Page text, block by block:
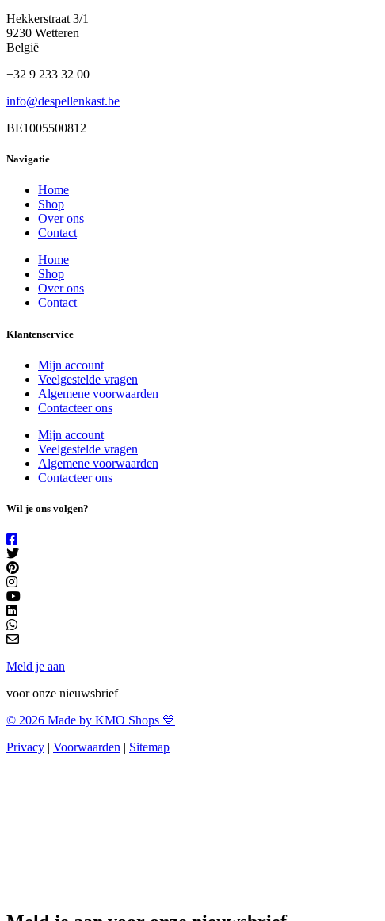
Hekkerstraat 3/1
9230 Wetteren
België
+32 9 233 32 00
info@despellenkast.be
BE1005500812
Navigatie
Home
Shop
Over ons
Contact
Home
Shop
Over ons
Contact
Klantenservice
Mijn account
Veelgestelde vragen
Algemene voorwaarden
Contacteer ons
Mijn account
Veelgestelde vragen
Algemene voorwaarden
Contacteer ons
Wil je ons volgen?
Meld je aan
voor onze nieuwsbrief
© 2026 Made by KMO Shops 💙
Privacy | Voorwaarden | Sitemap